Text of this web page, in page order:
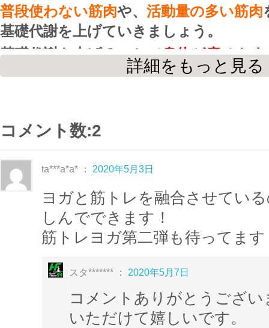
普段使わない筋肉や、 活動量の多い筋肉
基礎代謝を上げていきましょう。
基礎代謝を上げることで身体が痩せや
プした身体に近づいていきます!!
＊筋トレヨガメニュー＊
…身体を温める・股関節の柔軟性ＵＰ・背
◇ プランクポーズ
…体幹強化・お腹引き締め・姿勢を整える
チャトランガ
下向きの犬のポーズ
…体幹強化・肩こり緩和・リラックス
舟のポーズ
詳細をもっと見る
コメント数:2
ta***a*a* ： 2020年5月3日
ヨガと筋トレを融合させてい
しんでできます！
筋トレヨガ第二弾も待ってます
スタ******* ： 2020年5月7日
コメントありがとうござ
いただけて嬉しいです。